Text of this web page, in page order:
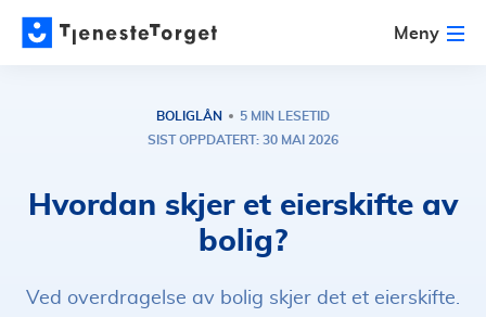
Meny
BOLIGLÅN
5 MIN LESETID
SIST OPPDATERT: 30 MAI 2026
Hvordan skjer et eierskifte av
bolig?
Ved overdragelse av bolig skjer det et eierskifte.